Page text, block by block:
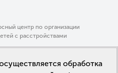
центр по организации
с расстройствами
обработка